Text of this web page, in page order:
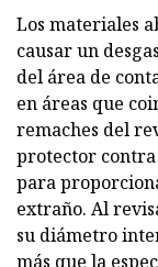
Los materiales
causar un
del área de
en áreas que
remaches del
protector
para
extraño. Al
su diámetro
más que la